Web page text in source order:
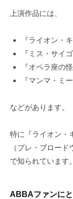
上演作品には、
『ライオン・キ
『ミス・サイゴ
『オペラ座の怪
『マンマ・ミー
などがあります。
特に『ライオン・
（プレ・ブロー
で知られています。
ABBAファンに